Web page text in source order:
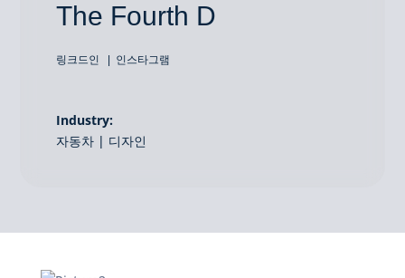
The Fourth D
링크드인 인스타그램
Industry:
자동차 | 디자인